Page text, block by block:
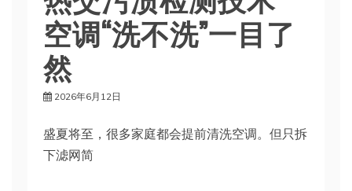
空调“洗不洗”一目了
然
2026年6月12日
盛夏将至，很多家庭都会提前清洗空调。但只拆
下滤网简